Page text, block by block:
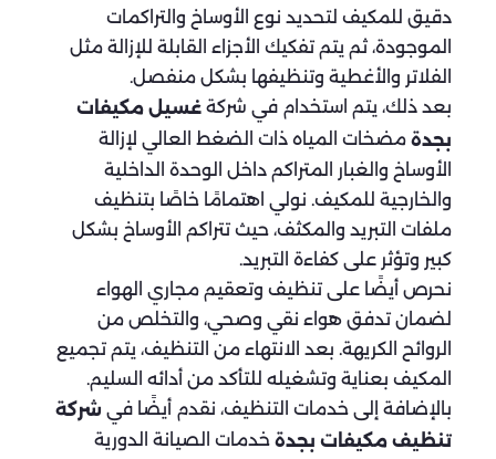
دقيق للمكيف لتحديد نوع الأوساخ والتراكمات
الموجودة، ثم يتم تفكيك الأجزاء القابلة للإزالة مثل
الفلاتر والأغطية وتنظيفها بشكل منفصل.
بعد ذلك، يتم استخدام في شركة غسيل مكيفات
بجدة مضخات المياه ذات الضغط العالي لإزالة
الأوساخ والغبار المتراكم داخل الوحدة الداخلية
والخارجية للمكيف. نولي اهتمامًا خاصًا بتنظيف
ملفات التبريد والمكثف، حيث تتراكم الأوساخ بشكل
كبير وتؤثر على كفاءة التبريد.
نحرص أيضًا على تنظيف وتعقيم مجاري الهواء
لضمان تدفق هواء نقي وصحي، والتخلص من
الروائح الكريهة. بعد الانتهاء من التنظيف، يتم تجميع
المكيف بعناية وتشغيله للتأكد من أدائه السليم.
بالإضافة إلى خدمات التنظيف، نقدم أيضًا في شركة
تنظيف مكيفات بجدة خدمات الصيانة الدورية